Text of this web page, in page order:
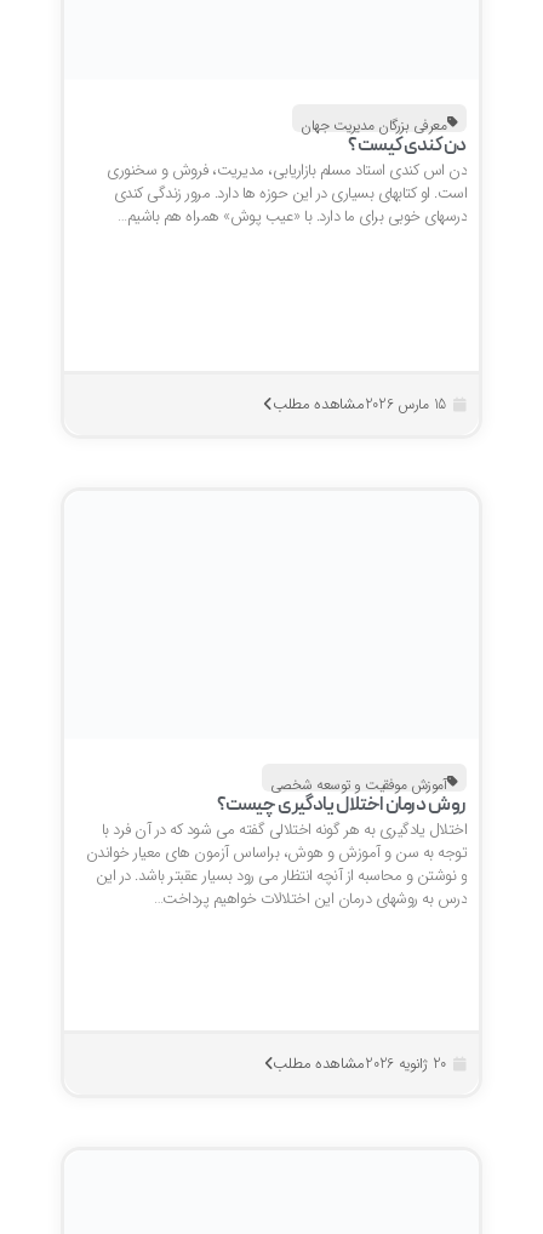
معرفی بزرگان مدیریت جهان
دن کندی کیست؟
دن اس کندی استاد مسلم بازاریابی، مدیریت، فروش و سخنوری
است. او کتابهای بسیاری در این حوزه ها دارد. مرور زندگی کندی
درسهای خوبی برای ما دارد. با «عیب پوش» همراه هم باشیم…
مشاهده مطلب
آموزش موفقیت و توسعه شخصی
روش درمان اختلال یادگیری چیست؟
اختلال یادگیری به هر گونه اختلالی گفته می شود که در آن فرد با
توجه به سن و آموزش و هوش، براساس آزمون های معیار خواندن
و نوشتن و محاسبه از آنچه انتظار می رود بسیار عقبتر باشد. در این
درس به روشهای درمان این اختلالات خواهیم پرداخت…
مشاهده مطلب